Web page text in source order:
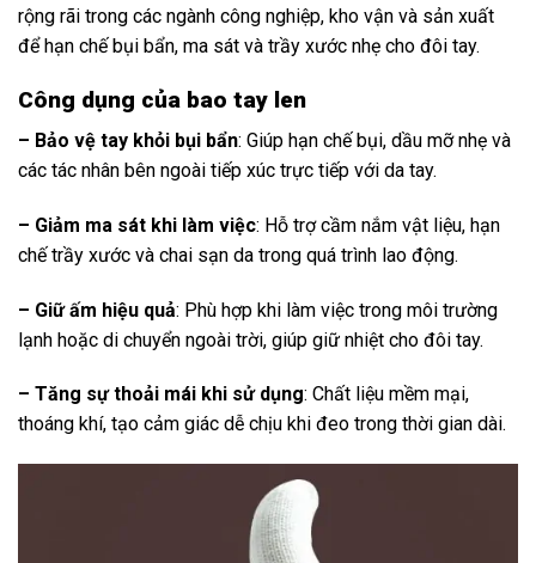
rộng rãi trong các ngành công nghiệp, kho vận và sản xuất
để hạn chế bụi bẩn, ma sát và trầy xước nhẹ cho đôi tay.
Công dụng của bao tay len
– Bảo vệ tay khỏi bụi bẩn: Giúp hạn chế bụi, dầu mỡ nhẹ và
các tác nhân bên ngoài tiếp xúc trực tiếp với da tay.
– Giảm ma sát khi làm việc: Hỗ trợ cầm nắm vật liệu, hạn
chế trầy xước và chai sạn da trong quá trình lao động.
– Giữ ấm hiệu quả: Phù hợp khi làm việc trong môi trường
lạnh hoặc di chuyển ngoài trời, giúp giữ nhiệt cho đôi tay.
– Tăng sự thoải mái khi sử dụng: Chất liệu mềm mại,
thoáng khí, tạo cảm giác dễ chịu khi đeo trong thời gian dài.